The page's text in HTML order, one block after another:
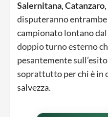
Salernitana,Catanzaro,
disputeranno
campionato lontano
doppio turno esterno
pesantemente
soprattutto per chi è in
salvezza.